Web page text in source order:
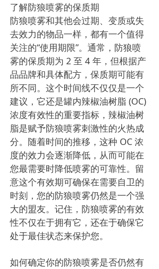
了解防狼喷雾的保质期
防狼喷雾和其他会过期、变质或失
去效力的物品一样，都有一个值得
关注的“使用期限”。通常，防狼喷
雾的保质期为 2 至 4 年，但根据产
品品牌和具体配方，保质期可能有
所不同。这个时间线不仅仅是一个
建议，它还是罐内辣椒油树脂 (OC)
浓度有效性的重要指标，辣椒油树
脂是赋予防狼喷雾刺激性的火热成
分。随着时间的推移，这种 OC 浓
度的效力会逐渐降低，从而可能在
您最需要时降低喷雾的可靠性。留
意这个有效期可确保在需要自卫的
时刻，您的防狼喷雾仍然是一个强
大的盟友。记住，防狼喷雾的有效
性不仅在于拥有它，还在于确保它
处于最佳状态来保护您。
如何确定你的防狼喷雾是否仍然有